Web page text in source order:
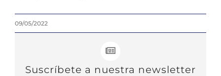
09/05/2022
Suscríbete a nuestra newsletter